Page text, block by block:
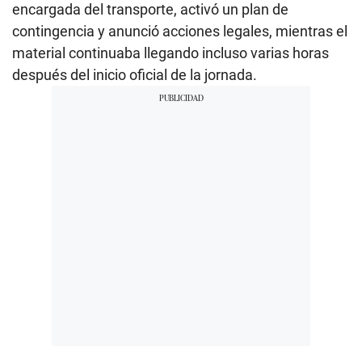
encargada del transporte, activó un plan de
contingencia y anunció acciones legales, mientras el
material continuaba llegando incluso varias horas
después del inicio oficial de la jornada.